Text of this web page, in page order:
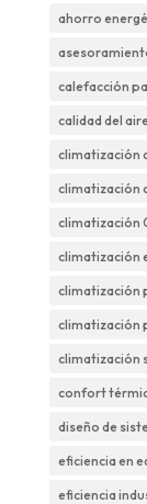
ahorro
calefacción
calidad del
climatización
climatización
climatización
climatización
climatización
climatización
climatización
confort
diseño de
eficiencia en
eficiencia